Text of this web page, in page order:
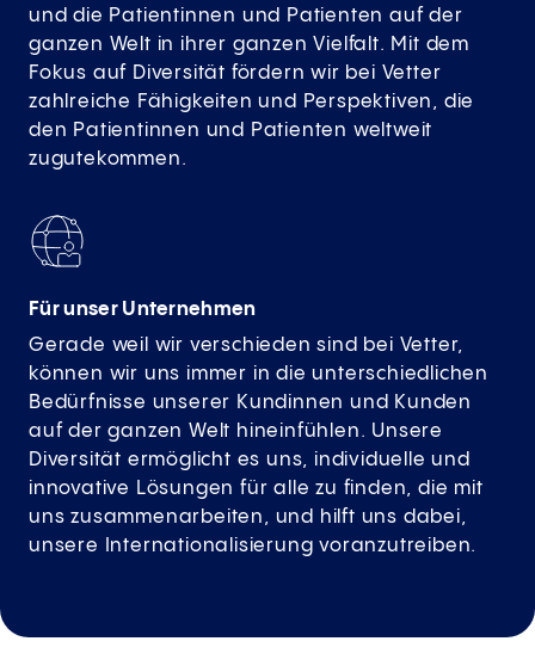
und die Patientinnen und Patienten auf der
ganzen Welt in ihrer ganzen Vielfalt. Mit dem
Fokus auf Diversität fördern wir bei Vetter
zahlreiche Fähigkeiten und Perspektiven, die
den Patientinnen und Patienten weltweit
zugutekommen.
Für unser Unternehmen
Gerade weil wir verschieden sind bei Vetter,
können wir uns immer in die unterschiedlichen
Bedürfnisse unserer Kundinnen und Kunden
auf der ganzen Welt hineinfühlen. Unsere
Diversität ermöglicht es uns, individuelle und
innovative Lösungen für alle zu finden, die mit
uns zusammenarbeiten, und hilft uns dabei,
unsere Internationalisierung voranzutreiben.